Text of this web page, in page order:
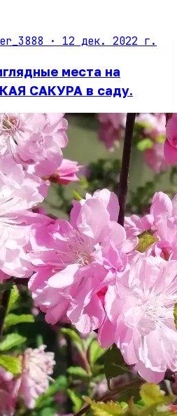
· 12 дек. 2022 г.
места на
САКУРА в саду.